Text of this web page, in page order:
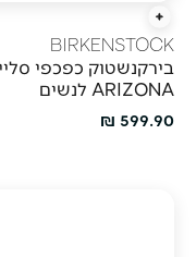
הוספה מהירה
BIRKENSTOCK
בירקנשטוק כפכפי
ARIZONA לנשים
מחיר מבצע
599.90 ₪